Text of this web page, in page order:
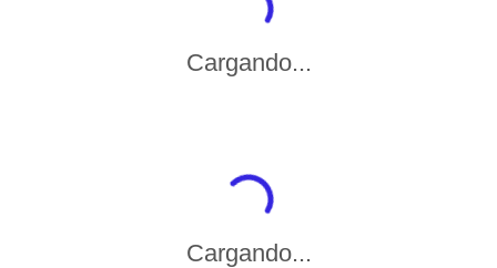
Cargando...
Cargando...